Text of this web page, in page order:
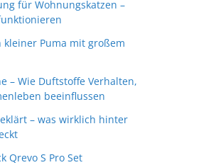
für Wohnungskatzen –
kleiner Puma mit großem
– Wie Duftstoffe Verhalten,
beeinflussen
– was wirklich hinter
Qrevo S Pro Set